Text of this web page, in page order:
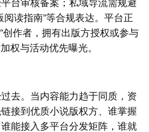
读指南”等合规表达。平台正
创作者，拥有出版方授权或参与
权与活动优先曝光。
去。当内容能力趋于同质，资
接到优质小说版权方、谁掌握
能接入多平台分发矩阵，谁就